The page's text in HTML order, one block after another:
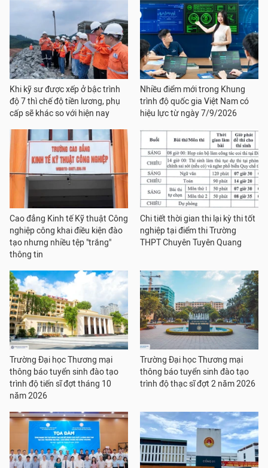
Khi kỹ sư được xếp ở bậc trình
độ 7 thì chế độ tiền lương, phụ
cấp sẽ khác so với hiện nay
Nhiều điểm mới trong Khung
trình độ quốc gia Việt Nam có
hiệu lực từ ngày 7/9/2026
Cao đẳng Kinh tế Kỹ thuật Công
nghiệp công khai điều kiện đào
tạo nhưng nhiều tệp "trắng"
thông tin
Chi tiết thời gian thi lại kỳ thi tốt
nghiệp tại điểm thi Trường
THPT Chuyên Tuyên Quang
Trường Đại học Thương mại
thông báo tuyển sinh đào tạo
trình độ tiến sĩ đợt tháng 10
năm 2026
Trường Đại học Thương mại
thông báo tuyển sinh đào tạo
trình độ thạc sĩ đợt 2 năm 2026